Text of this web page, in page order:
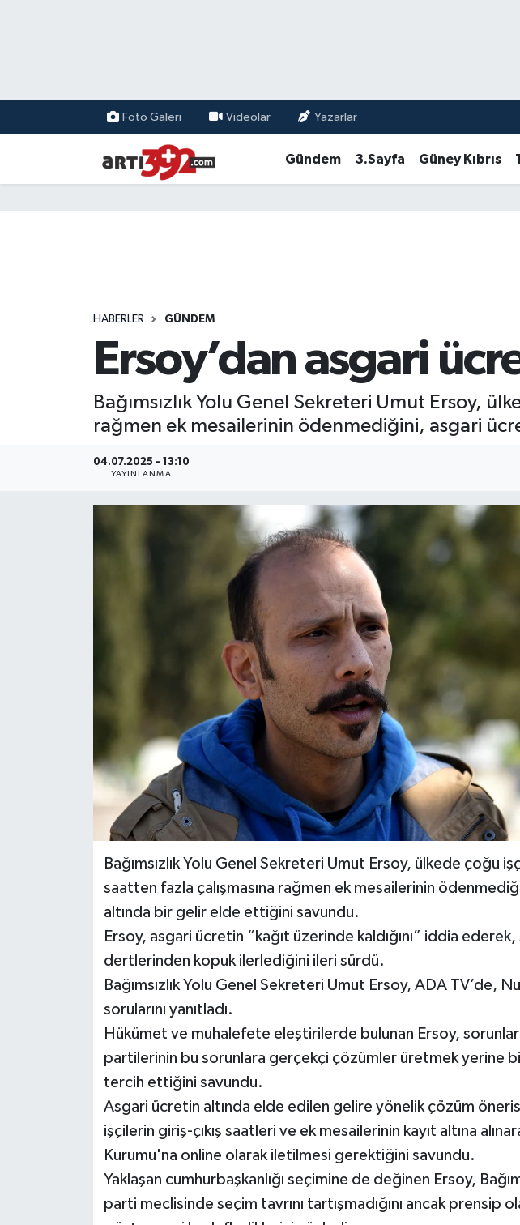
Foto Galeri Videolar Yazarlar
Gündem 3.Sayfa Güney Kıbrıs
HABERLER GÜNDEM
Ersoy’dan asgari
Bağımsızlık Yolu Genel Sekreteri Umut Ersoy,
rağmen ek mesailerinin ödenmediğini, asgari
04.07.2025 - 13:10
YAYINLANMA
Bağımsızlık Yolu Genel Sekreteri Umut Ersoy, ülkede çoğu
saatten fazla çalışmasına rağmen ek mesailerinin
altında bir gelir elde ettiğini savundu.
Ersoy, asgari ücretin “kağıt üzerinde kaldığını” iddia ederek,
dertlerinden kopuk ilerlediğini ileri sürdü.
Bağımsızlık Yolu Genel Sekreteri Umut Ersoy, ADA TV’de,
sorularını yanıtladı.
Hükümet ve muhalefete eleştirilerde bulunan Ersoy,
partilerinin bu sorunlara gerçekçi çözümler üretmek yerine
tercih ettiğini savundu.
Asgari ücretin altında elde edilen gelire yönelik çözüm
işçilerin giriş-çıkış saatleri ve ek mesailerinin kayıt altına
Kurumu'na online olarak iletilmesi gerektiğini savundu.
Yaklaşan cumhurbaşkanlığı seçimine de değinen Ersoy,
parti meclisinde seçim tavrını tartışmadığını ancak prensip